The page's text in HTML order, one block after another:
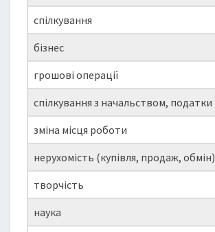
спілкування
бізнес
грошові операції
спілкування з начальством, податки
зміна місця роботи
нерухомість (купівля, продаж, обмін)
творчість
наука